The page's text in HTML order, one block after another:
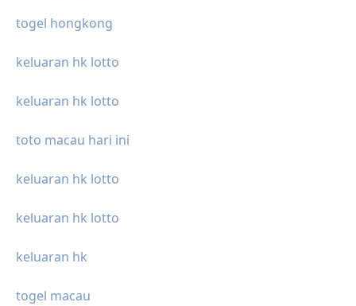
togel hongkong
keluaran hk lotto
keluaran hk lotto
toto macau hari ini
keluaran hk lotto
keluaran hk lotto
keluaran hk
togel macau